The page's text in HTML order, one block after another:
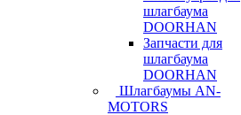
шлагбаума
DOORHAN
Запчасти для
шлагбаума
DOORHAN
Шлагбаумы AN-
MOTORS